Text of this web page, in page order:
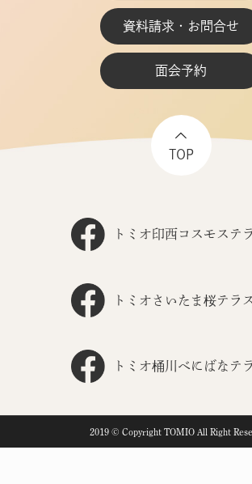
資料請求・お問合せ
面会予約
TOP
トミオ印西コスモステ
トミオさいたま桜テラ
トミオ桶川べにばなテ
2019 © Copyright TOMIO All Right